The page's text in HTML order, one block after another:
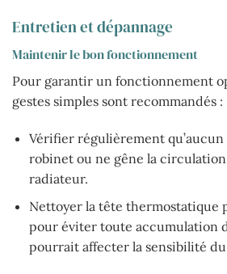
Entretien et dépannage
Maintenir le bon fonctionnement
Pour garantir un fonctionnement
gestes simples sont recommandés :
Vérifier régulièrement qu’aucun
robinet ou ne gêne la circulation
radiateur.
Nettoyer la tête thermostatique
pour éviter toute accumulation
pourrait affecter la sensibilité